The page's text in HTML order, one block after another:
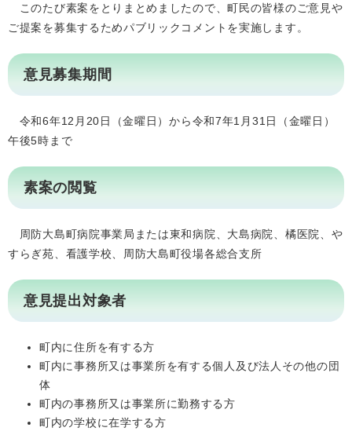
このたび素案をとりまとめましたので、町民の皆様のご意見や
ご提案を募集するためパブリックコメントを実施します。
意見募集期間
令和6年12月20日（金曜日）から令和7年1月31日（金曜日）
午後5時まで
素案の閲覧
周防大島町病院事業局または東和病院、大島病院、橘医院、や
すらぎ苑、看護学校、周防大島町役場各総合支所
意見提出対象者
町内に住所を有する方
町内に事務所又は事業所を有する個人及び法人その他の団
体
町内の事務所又は事業所に勤務する方
町内の学校に在学する方